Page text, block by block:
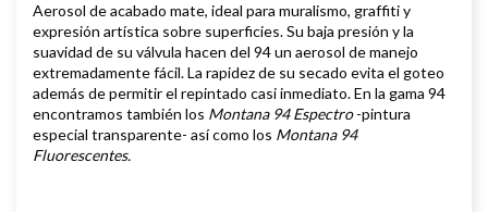
Aerosol deacabado mate, ideal para muralismo, graffiti y
expresión artística sobre superficies.Su baja presión y la
suavidad de su válvula hacen del 94 un aerosol de manejo
extremadamente fácil. La rapidez de su secado evita el goteo
además de permitir el repintado casi inmediato.En la gama 94
encontramos también los Montana 94 Espectro-pintura
especial transparente- así como los Montana 94
Fluorescentes.